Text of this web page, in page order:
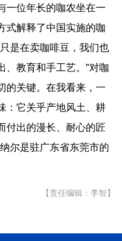
一位年长的咖农坐在一
式解释了中国实施的咖
是在卖咖啡豆，我们也
教育和手工艺。”对咖
的关键。在我看来，一
：它关乎产地风土、耕
付出的漫长、耐心的匠
尔是驻广东省东莞市的
【责任编辑：李智】